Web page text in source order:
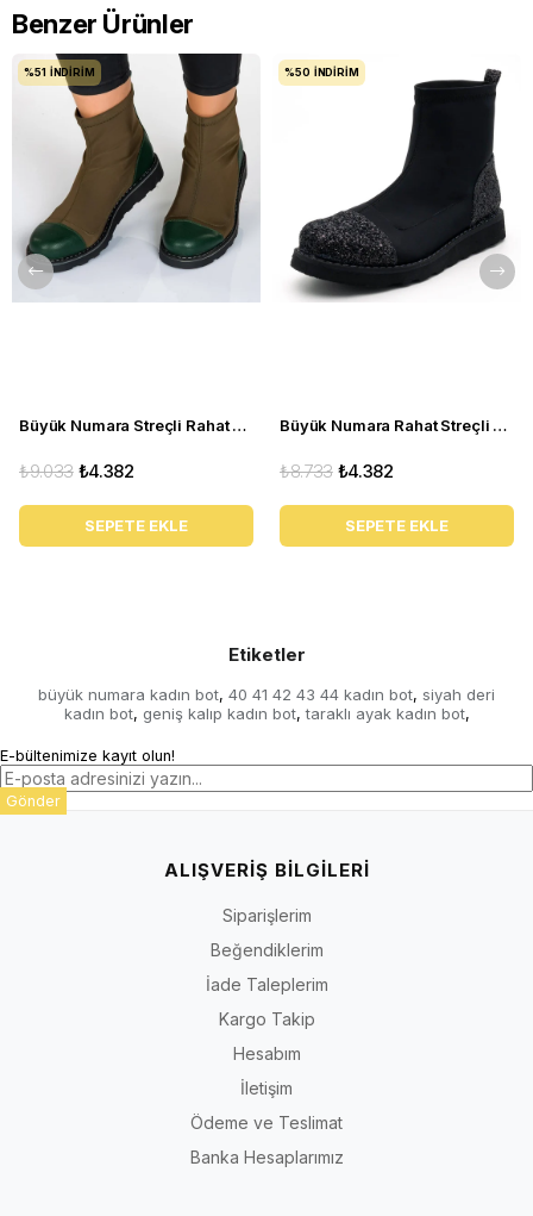
Benzer Ürünler
Büyük Numara Streçli Rahat Kadın BOT 19273 haki
₺4.382
₺9.033
SEPETE EKLE
%51 İNDIRIM
Büyük Numara Rahat Streçli Kadın BOT 19273 siyah
₺4.382
₺8.733
SEPETE EKLE
%50 İNDIRIM
Etiketler
büyük numara kadın bot, 40 41 42 43 44 kadın bot, siyah deri
kadın bot, geniş kalıp kadın bot, taraklı ayak kadın bot,
E-bültenimize kayıt olun!
Gönder
ALIŞVERİŞ BİLGİLERİ
Siparişlerim
Beğendiklerim
İade Taleplerim
Kargo Takip
Hesabım
İletişim
Ödeme ve Teslimat
Banka Hesaplarımız